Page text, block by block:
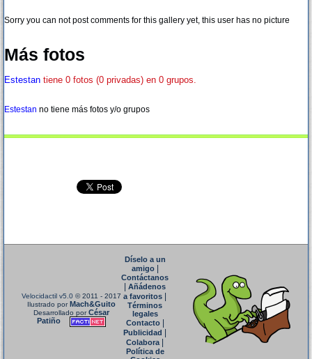
Sorry you can not post comments for this gallery yet, this user has no picture
Más fotos
Estestan tiene 0 fotos (0 privadas) en 0 grupos.
Estestan no tiene más fotos y/o grupos
Velocidactil v5.0 © 2011 - 2017
Ilustrado porMach&Guito
Desarrollado porCésar
Patiño
Díselo a un
amigo|
Contáctanos
Añádenos
a favoritos
Términos
legales
Contacto|
Publicidad
Colabora|
Política de